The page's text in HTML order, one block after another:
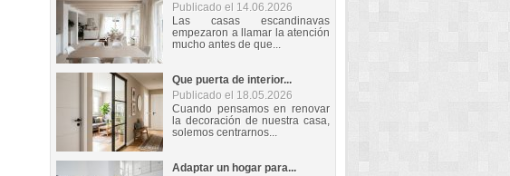
Publicado el 14.06.2026
Las casas escandinavas
empezaron a llamar la atención
mucho antes de que...
Que puerta de interior...
Publicado el 18.05.2026
Cuando pensamos en renovar
la decoración de nuestra casa,
solemos centrarnos...
Adaptar un hogar para...